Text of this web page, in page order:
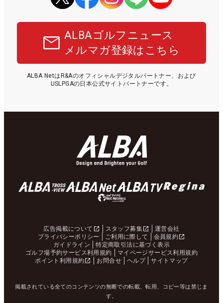
ALBAゴルフニュース
メルマガ登録はこちら
ALBA NetはR&Aのオフィシャルデジタルパートナー、および
USLPGAの日本公式サイトパートナーです。
広告掲載について スタッフ募集
運営会社
プライバシーポリシー
ご利用に際して
会員規約
ガイドライン
特定商取引法に基づく表示
ゴルフ場予約サービス利用規約
マイページサービス利用規約
ポイント利用規約
お問合せ ヘルプ サイトマップ
掲載されている全てのコンテンツの無断での転載、転用、コピー等は禁じま
す。